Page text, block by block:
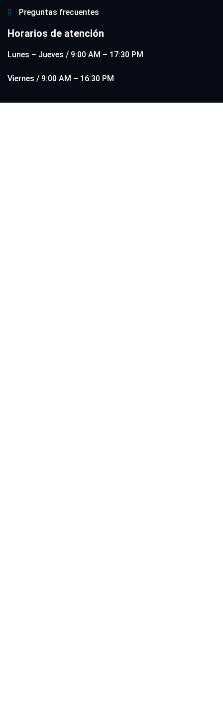
Preguntas frecuentes
Horarios de atención
Lunes – Jueves / 9:00 AM – 17:30 PM
Viernes / 9:00 AM – 16:30 PM